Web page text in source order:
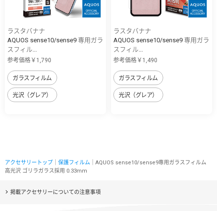
ラスタバナナ
AQUOS sense10/sense9 専用ガラ
スフィル...
参考価格￥1,790
ガラスフィルム
光沢（グレア）
ラスタバナナ
AQUOS sense10/sense9 専用ガラ
スフィル...
参考価格￥1,490
ガラスフィルム
光沢（グレア）
アクセサリートップ 保護フィルム ｜AQUOS sense10/sense9専用ガラスフィルム
高光沢 ゴリラガラス採用 0.33mm
掲載アクセサリーについての注意事項